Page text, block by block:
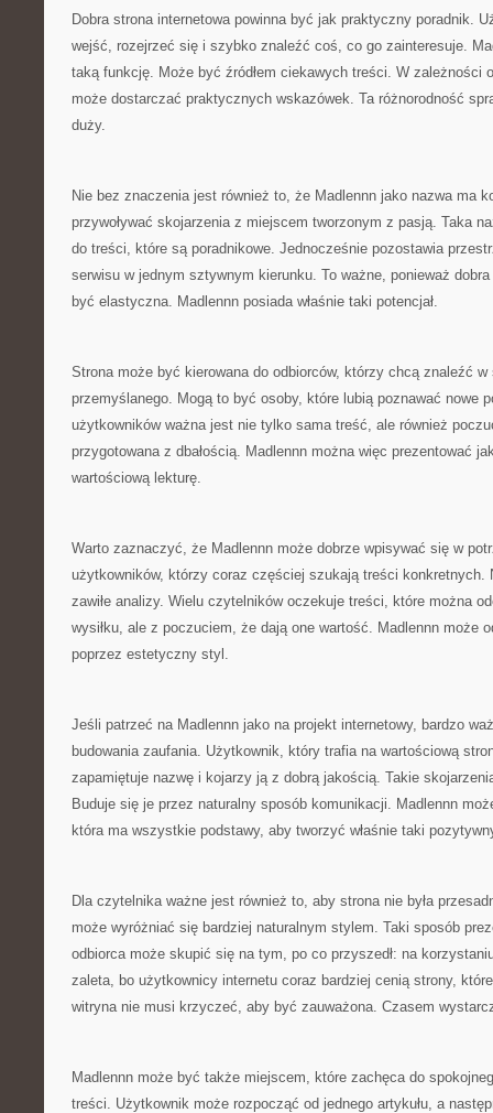
Dobra strona internetowa powinna być jak praktyczny poradnik.
wejść, rozejrzeć się i szybko znaleźć coś, co go zainteresuje.
taką funkcję. Może być źródłem ciekawych treści. W zależności
może dostarczać praktycznych wskazówek. Ta różnorodność
duży.
Nie bez znaczenia jest również to, że Madlennn jako nazwa ma
przywoływać skojarzenia z miejscem tworzonym z pasją. Taka
do treści, które są poradnikowe. Jednocześnie pozostawia
serwisu w jednym sztywnym kierunku. To ważne, ponieważ
być elastyczna. Madlennn posiada właśnie taki potencjał.
Strona może być kierowana do odbiorców, którzy chcą znaleźć
przemyślanego. Mogą to być osoby, które lubią poznawać nowe
użytkowników ważna jest nie tylko sama treść, ale również
przygotowana z dbałością. Madlennn można więc prezentować
wartościową lekturę.
Warto zaznaczyć, że Madlennn może dobrze wpisywać się w
użytkowników, którzy coraz częściej szukają treści konkretnych.
zawiłe analizy. Wielu czytelników oczekuje treści, które można
wysiłku, ale z poczuciem, że dają one wartość. Madlennn może
poprzez estetyczny styl.
Jeśli patrzeć na Madlennn jako na projekt internetowy, bardzo
budowania zaufania. Użytkownik, który trafia na wartościową
zapamiętuje nazwę i kojarzy ją z dobrą jakością. Takie
Buduje się je przez naturalny sposób komunikacji. Madlennn
która ma wszystkie podstawy, aby tworzyć właśnie taki
Dla czytelnika ważne jest również to, aby strona nie była
może wyróżniać się bardziej naturalnym stylem. Taki sposób
odbiorca może skupić się na tym, po co przyszedł: na
zaleta, bo użytkownicy internetu coraz bardziej cenią strony,
witryna nie musi krzyczeć, aby być zauważona. Czasem
Madlennn może być także miejscem, które zachęca do
treści. Użytkownik może rozpocząć od jednego artykułu, a